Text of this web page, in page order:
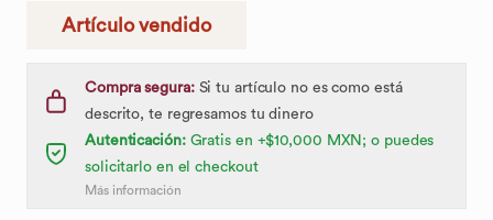
Artículo vendido
Compra segura:Si tu artículo no es como está
descrito, te regresamos tu dinero
Autenticación:Gratis en +$10,000 MXN; o puedes
solicitarlo en el checkout
Más información